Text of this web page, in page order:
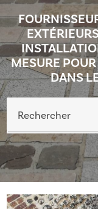
MESURE
DANS
Rechercher